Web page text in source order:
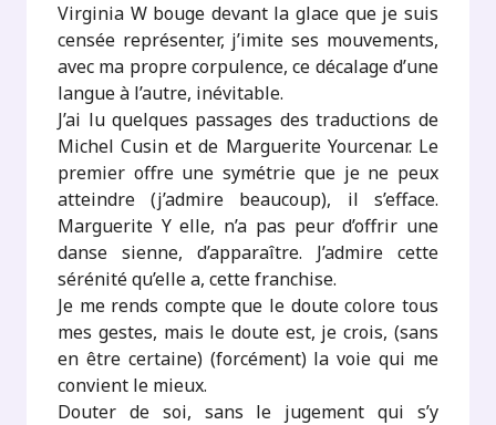
Virginia W bouge devant la glace que je suis
censée représenter, j’imite ses mouvements,
avec ma propre corpulence, ce décalage d’une
langue à l’autre, inévitable.
J’ai lu quelques passages des traductions de
Michel Cusin et de Marguerite Yourcenar. Le
premier offre une symétrie que je ne peux
atteindre (j’admire beaucoup), il s’efface.
Marguerite Y elle, n’a pas peur d’offrir une
danse sienne, d’apparaître. J’admire cette
sérénité qu’elle a, cette franchise.
Je me rends compte que le doute colore tous
mes gestes, mais le doute est, je crois, (sans
en être certaine) (forcément) la voie qui me
convient le mieux.
Douter de soi, sans le jugement qui s’y